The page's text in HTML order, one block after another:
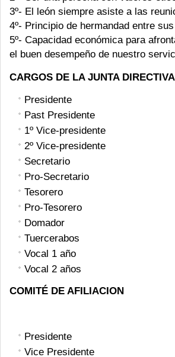
3º- El león siempre asiste a las
4º- Principio de hermandad entre
5º- Capacidad económica para
el buen desempeño de nuestro
CARGOS DE LA JUNTA DIRECTIVA
Presidente
Past Presidente
1º Vice-presidente
2º Vice-presidente
Secretario
Pro-Secretario
Tesorero
Pro-Tesorero
Domador
Tuercerabos
Vocal 1 año
Vocal 2 años
COMITÉ DE AFILIACION
Presidente
Vice Presidente